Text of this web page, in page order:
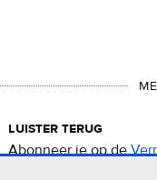
luister terug
Abonneer je op de